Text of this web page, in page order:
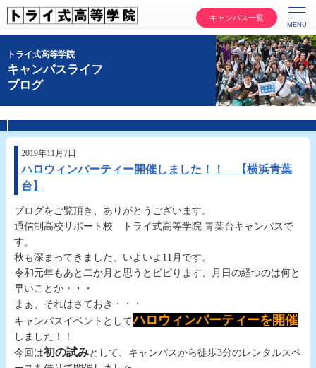
キャンパス一覧
トライ式高等学院
キャンパスライフ
ブログ
2019年11月7日
ハロウィンパーティー開催しました！！ 【横浜青葉
台】
ブログをご覧頂き、ありがとうございます。
通信制高校サポート校 トライ式高等学院 青葉台キャンパスで
す。
秋も深まってきました、いよいよ11月です。
令和元年もあと二か月と思うとビビります、月日の経つのは何と
早いことか・・・
まぁ、それはさておき・・・
キャンパスイベントとしてハロウィンパーティーを開催
しました！！
今回は初の試みとして、キャンパスから徒歩3分のレンタルスペ